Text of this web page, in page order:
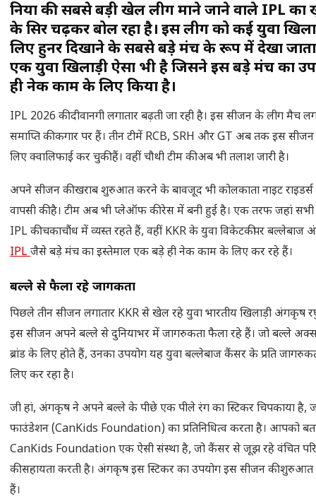
दुनिया की सबसे बड़ी खेल लीग माने जाने वाले IPL का
के सिर चढ़कर बोल रहा है। इस लीग को कई युवा
लिए हुनर दिखाने के सबसे बड़े मंच के रूप में देखा जाता
एक युवा खिलाड़ी ऐसा भी है जिसने इस बड़े मंच का
ही नेक काम के लिए किया है।
IPL 2026 की दीवानगी लगातार बढ़ती जा रही है। इस सीजन के लीग मैच
समाप्ति की कगार पर हैं। तीन टीमें RCB, SRH और GT अब तक इस
लिए क्वालिफाई कर चुकी हैं। वहीं चौथी टीम की अब भी तलाश जारी है।
अपने सीजन की खराब शुरुआत करने के बावजूद भी कोलकाता नाइट राइडर्स
वापसी की है। टीम अब भी प्लेऑफ की रेस में बनी हुई है। एक तरफ जहां सभी
IPL की चकाचौंध में व्यस्त रहते हैं, वहीं KKR के युवा विकेटकीपर बल्लेबाज
IPLजैसे बड़े मंच का इस्तेमाल एक बड़े ही नेक काम के लिए कर रहे हैं।
बल्ले से फैला रहे जागरुकता
पिछले तीन सीजन लगातार KKR से खेल रहे युवा भारतीय खिलाड़ी अंगकृष
इस सीजन अपने बल्ले से दुनियाभर में जागरुकता फैला रहे हैं। जो बल्ले
ब्रांड के लिए होते हैं, उनका उपयोग यह युवा बल्लेबाज कैंसर के प्रति
लिए कर रहा है।
जी हां, अंगकृष ने अपने बल्ले के पीछे एक पीले रंग का स्टिकर चिपकाया है,
फाउंडेशन (CanKids Foundation) का प्रतिनिधित्व करता है। आपको
CanKids Foundation एक ऐसी संस्था है, जो कैंसर से जूझ रहे वंचित
की सहायता करती है। अंगकृष इस स्टिकर का उपयोग इस सीजन की शुरुआत
हैं।